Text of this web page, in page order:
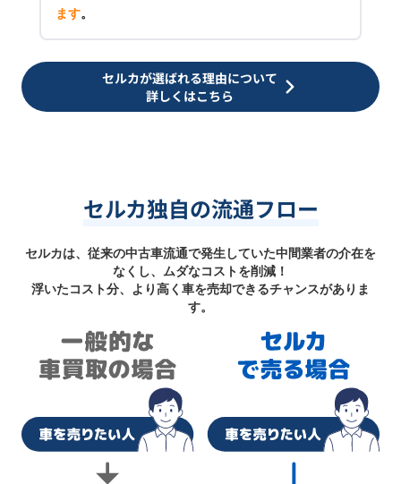
ます。
セルカが選ばれる理由について
詳しくはこちら
セルカ独自の流通フロー
セルカは、従来の中古車流通で発生していた中間業者の介在を
なくし、ムダなコストを削減！
浮いたコスト分、より高く車を売却できるチャンスがありま
す。